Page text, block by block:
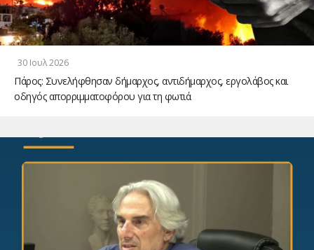
30 Ιουλ 2026
Πάρος: Συνελήφθησαν δήμαρχος, αντιδήμαρχος, εργολάβος και
οδηγός απορριμματοφόρου για τη φωτιά